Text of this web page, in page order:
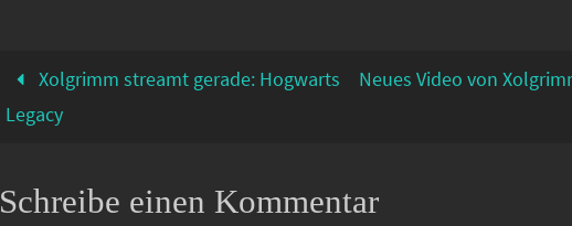
Xolgrimm streamt gerade: Hogwarts
Legacy
Neues Video von
Schreibe einen Kommentar